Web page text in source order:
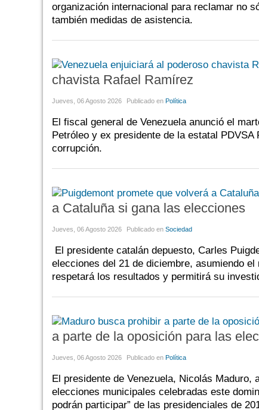
organización internacional para reclamar no
también medidas de asistencia.
chavista Rafael Ramírez
Jueves, 06 Agosto 2026 Publicado en Política
El fiscal general de Venezuela anunció el
Petróleo y ex presidente de la estatal
corrupción.
a Cataluña si gana las elecciones
Jueves, 06 Agosto 2026 Publicado en Sociedad
El presidente catalán depuesto, Carles
elecciones del 21 de diciembre, asumiendo
respetará los resultados y permitirá su
a parte de la oposición para las
Jueves, 06 Agosto 2026 Publicado en Política
El presidente de Venezuela, Nicolás
elecciones municipales celebradas este
podrán participar” de las presidenciales de